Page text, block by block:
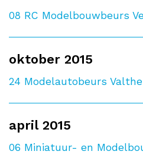
08 RC Modelbouwbeurs
oktober 2015
24 Modelautobeurs
april 2015
06 Miniatuur- en